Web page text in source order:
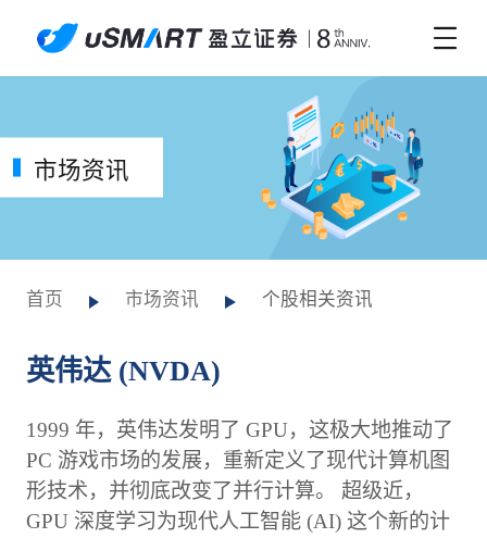
市场资讯
首页 市场资讯 个股相关资讯
英伟达 (NVDA)
1999 年，英伟达发明了 GPU，这极大地推动了
PC 游戏市场的发展，重新定义了现代计算机图
形技术，并彻底改变了并行计算。 超级近，
GPU 深度学习为现代人工智能 (AI) 这个新的计